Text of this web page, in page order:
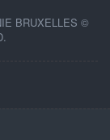
BRUXELLES ©